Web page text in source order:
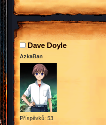
Dave Doyle
AzkaBan
Příspěvků: 53